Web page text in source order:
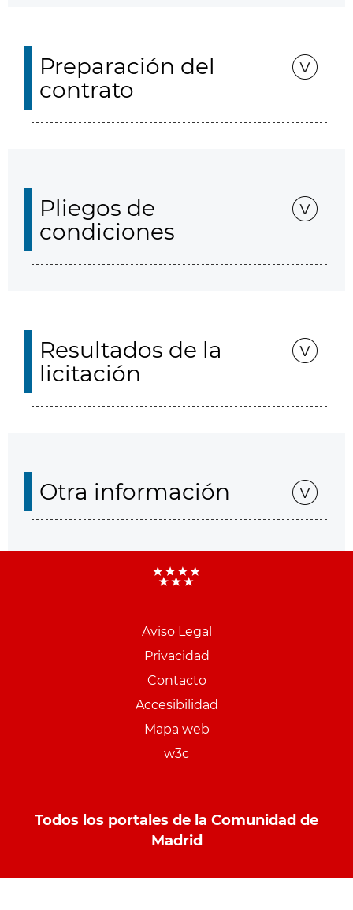
Preparación del
contrato
Pliegos de
condiciones
Resultados de la
licitación
Otra información
Aviso Legal
Privacidad
Contacto
Accesibilidad
Mapa web
w3c
Todos los portales de la Comunidad de
Madrid